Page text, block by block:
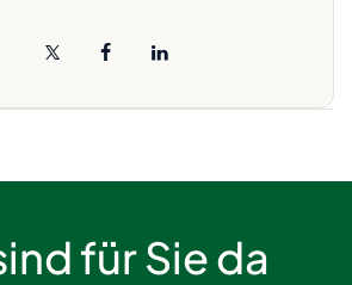
für Sie da